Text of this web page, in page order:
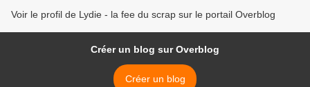
Voir le profil de Lydie - la fee du scrap sur le portail Overblog
Créer un blog sur Overblog
Créer un blog